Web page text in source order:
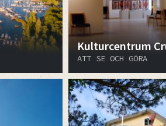
Kulturcentrum
ATT SE OCH GÖRA